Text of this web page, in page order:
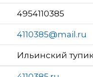
4954110385
4110385@mail.ru
Ильинский тупик,